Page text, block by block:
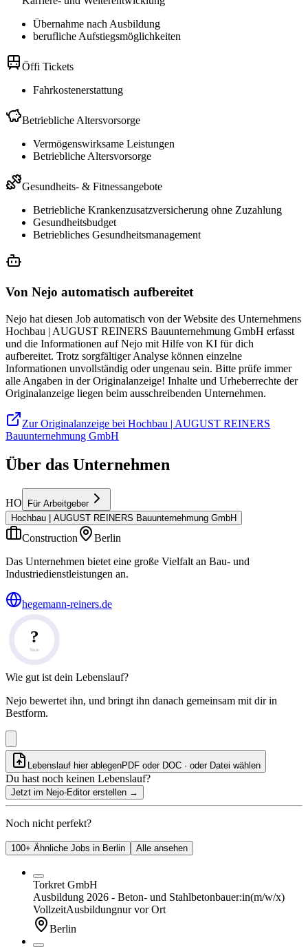
Übernahme nach Ausbildung
berufliche Aufstiegsmöglichkeiten
Öffi Tickets
Fahrkostenerstattung
Betriebliche Altersvorsorge
Vermögenswirksame Leistungen
Betriebliche Altersvorsorge
Gesundheits- & Fitnessangebote
Betriebliche Krankenzusatzversicherung ohne Zuzahlung
Gesundheitsbudget
Betriebliches Gesundheitsmanagement
Von Nejo automatisch aufbereitet
Nejo hat diesen Job automatisch von der Website des Unternehmens
Hochbau | AUGUST REINERS Bauunternehmung GmbH erfasst
und die Informationen auf Nejo mit Hilfe von KI für dich
aufbereitet. Trotz sorgfältiger Analyse können einzelne
Informationen unvollständig oder ungenau sein. Bitte prüfe immer
alle Angaben in der Originalanzeige! Inhalte und Urheberrechte der
Originalanzeige liegen beim ausschreibenden Unternehmen.
Zur Originalanzeige bei Hochbau | AUGUST REINERS
Bauunternehmung GmbH
Über das Unternehmen
HO
Für Arbeitgeber
Hochbau | AUGUST REINERS Bauunternehmung GmbH
Construction
Berlin
Das Unternehmen bietet eine große Vielfalt an Bau- und
Industriedienstleistungen an.
hegemann-reiners.de
?
Note
Wie gut ist dein Lebenslauf?
Nejo bewertet ihn, und bringt ihn danach gemeinsam mit dir in
Bestform.
Lebenslauf hier ablegenPDF oder DOC · oder Datei wählen
Du hast noch keinen Lebenslauf?
Jetzt im Nejo-Editor erstellen →
Noch nicht perfekt?
100+ Ähnliche Jobs in Berlin Alle ansehen
Torkret GmbH
Ausbildung 2026 - Beton- und Stahlbetonbauer:in(m/w/x)
VollzeitAusbildungnur vor Ort
Berlin